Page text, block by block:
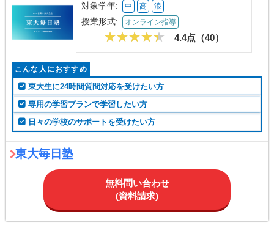
対象学年: 中 高 浪
授業形式: オンライン指導
4.4点（40）
こんな人におすすめ
東大生に24時間質問対応を受けたい方
専用の学習プランで学習したい方
日々の学校のサポートを受けたい方
東大毎日塾
無料問い合わせ
(資料請求)